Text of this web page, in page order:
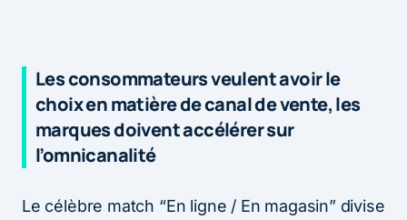
Les consommateurs veulent avoir le
choix en matière de canal de vente, les
marques doivent accélérer sur
l’omnicanalité
Le célèbre match “En ligne / En magasin” divise